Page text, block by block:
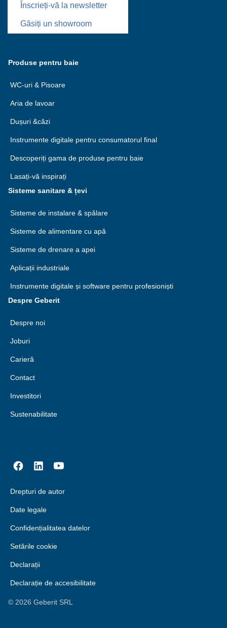
Înscrieți-vă la newsletter
Găsiți un showroom
Produse pentru baie
WC-uri & Pisoare
Aria de lavoar
Dușuri &căzi
Instrumente digitale pentru consumatorul final
Descoperiți gama de produse pentru baie
Lasați-vă inspirați
Sisteme sanitare & țevi
Sisteme de instalare & spălare
Sisteme de alimentare cu apă
Sisteme de drenare a apei
Aplicații industriale
Instrumente digitale și software pentru profesioniști
Despre Geberit
Despre noi
Joburi
Carieră
Contact
Investitori
Sustenabilitate
Drepturi de autor
Date legale
Confidențialitatea datelor
Setările cookie
Declarații
Declarație de accesibilitate
© 2026 Geberit SRL